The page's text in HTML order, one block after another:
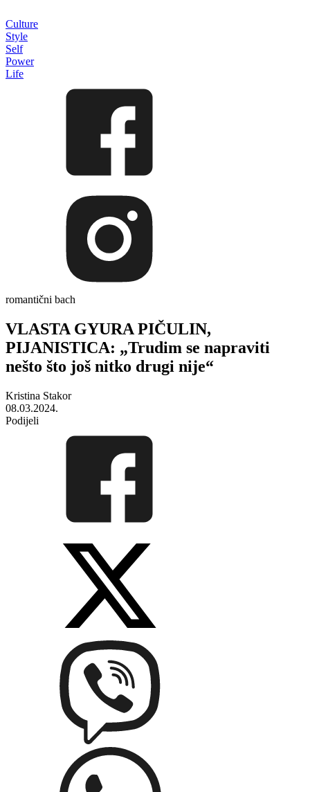
Culture
Style
Self
Power
Life
romantični bach
VLASTA GYURA PIČULIN,
PIJANISTICA: „Trudim se napraviti
nešto što još nitko drugi nije“
Kristina Stakor
08.03.2024.
Podijeli